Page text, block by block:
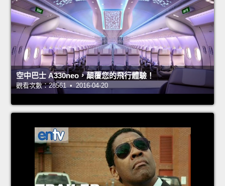
空中巴士 A330neo，顛覆您的飛行體驗！
觀看次數：28561 • 2016-04-20